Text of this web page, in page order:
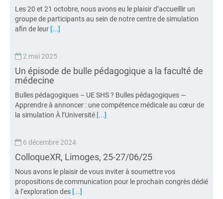
Les 20 et 21 octobre, nous avons eu le plaisir d’accueillir un
groupe de participants au sein de notre centre de simulation
afin de leur [...]
2 mai 2025
Un épisode de bulle pédagogique a la faculté de
médecine
Bulles pédagogiques – UE SHS ? Bulles pédagogiques —
Apprendre à annoncer : une compétence médicale au cœur de
la simulation À l’Université [...]
6 décembre 2024
ColloqueXR, Limoges, 25-27/06/25
Nous avons le plaisir de vous inviter à soumettre vos
propositions de communication pour le prochain congrès dédié
à l’exploration des [...]